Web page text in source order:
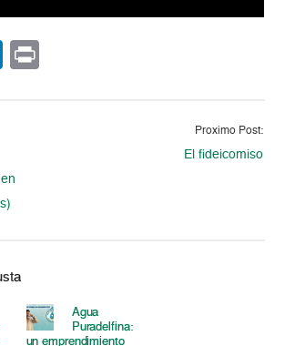
LinkedIn
Proximo Post:
El fideicomiso
Agua
Puradelfina:
un emprendimiento